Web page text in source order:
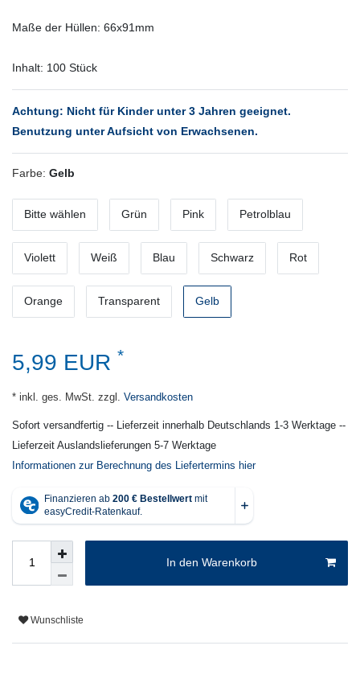
Maße der Hüllen: 66x91mm
Inhalt: 100 Stück
Achtung: Nicht für Kinder unter 3 Jahren geeignet.
Benutzung unter Aufsicht von Erwachsenen.
Farbe: Gelb
Bitte wählen Grün Pink Petrolblau
Violett Weiß Blau Schwarz Rot
Orange Transparent Gelb
5,99 EUR *
* inkl. ges. MwSt. zzgl. Versandkosten
Sofort versandfertig -- Lieferzeit innerhalb Deutschlands 1-3 Werktage --
Lieferzeit Auslandslieferungen 5-7 Werktage
Informationen zur Berechnung des Liefertermins hier
In den Warenkorb
Wunschliste